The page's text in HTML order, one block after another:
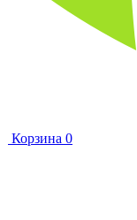
Корзина 0